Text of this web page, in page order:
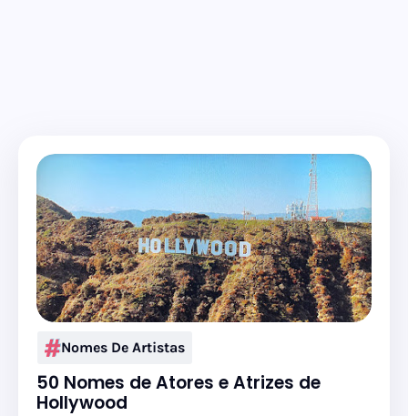
Nomes De Artistas
50 Nomes de Atores e Atrizes de
Hollywood